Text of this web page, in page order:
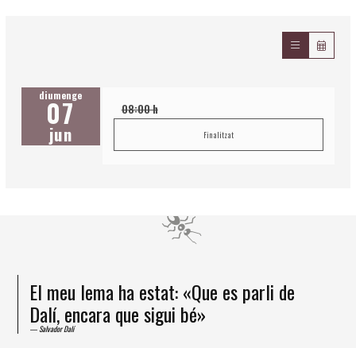
diumenge
07
jun
08:00 h
Finalitzat
El meu lema ha estat: «Que es parli de
Dalí, encara que sigui bé»
Salvador Dalí